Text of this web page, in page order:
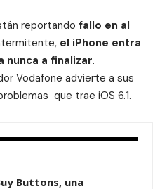
reportando fallo en al
el iPhone entra
nunca a finalizar.
Vodafone advierte a sus
que trae iOS 6.1.
Buttons, una